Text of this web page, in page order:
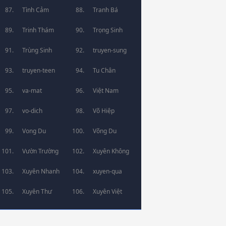
Tình Cảm Tranh Bá
Trinh Thám Trọng Sinh
Trùng Sinh truyen-sung
truyen-teen Tu Chân
va-mat Việt Nam
vo-dich Võ Hiệp
Vong Du Võng Du
Vườn Trường Xuyên Không
Xuyên Nhanh xuyen-qua
Xuyên Thư Xuyên Việt